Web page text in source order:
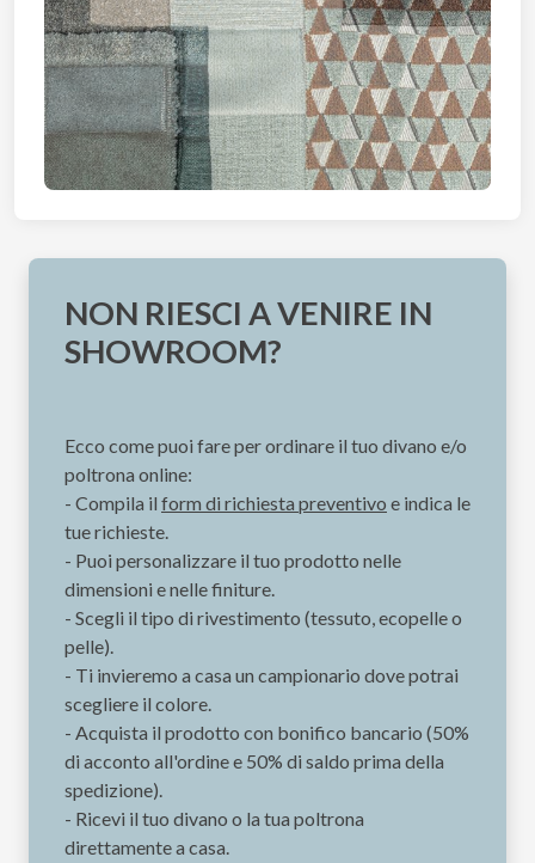
NON RIESCI A VENIRE IN
SHOWROOM?
Ecco come puoi fare per ordinare il tuo divano e/o
poltrona online:
- Compila il form di richiesta preventivo e indica le
tue richieste.
- Puoi personalizzare il tuo prodotto nelle
dimensioni e nelle finiture.
- Scegli il tipo di rivestimento (tessuto, ecopelle o
pelle).
- Ti invieremo a casa un campionario dove potrai
scegliere il colore.
- Acquista il prodotto con bonifico bancario (50%
di acconto all'ordine e 50% di saldo prima della
spedizione).
- Ricevi il tuo divano o la tua poltrona
direttamente a casa.